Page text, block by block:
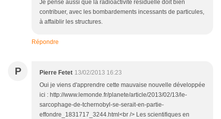
Je pense aussi que la radioactivité résiduelle doit bien
contribuer, avec les bombardements incessants de particules,
à affaiblir les structures.
Répondre
P Pierre Fetet 13/02/2013 16:23
Oui je viens d'apprendre cette mauvaise nouvelle développée
ici : http://www.lemonde.fr/planete/article/2013/02/13/le-
sarcophage-de-tchernobyl-se-serait-en-partie-
effondre_1831717_3244.html<br /> Les scientifiques en